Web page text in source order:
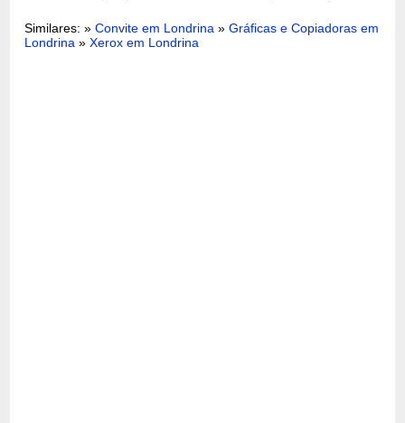
Similares: »Convite em Londrina »Gráficas e Copiadoras em
Londrina »Xerox em Londrina